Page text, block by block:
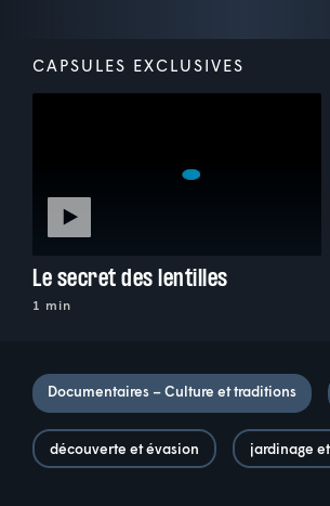
CAPSULES EXCLUSIVES
Le secret des lentilles
1 min
Documentaires – Culture et traditions
découverte et évasion jardinage